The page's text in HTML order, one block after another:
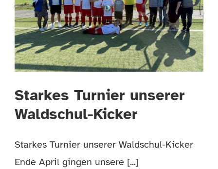
Starkes Turnier unserer
Waldschul-Kicker
Starkes Turnier unserer Waldschul-Kicker
Ende April gingen unsere [...]